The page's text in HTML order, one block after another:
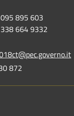
895 603
664 9332
872